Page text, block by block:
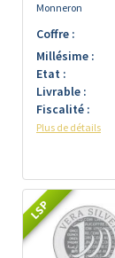
Monneron
Coffre :
Millésime :
Etat :
Livrable :
Fiscalité :
Plus de détails
LSP